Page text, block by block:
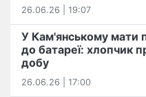
26.06.26 | 19:07
У Кам'янському мати
до батареї: хлопчик
добу
26.06.26 | 17:00